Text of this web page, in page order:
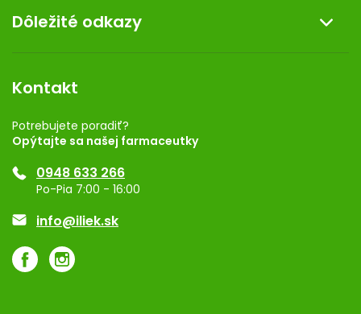
Darček k nákupu
Obchodné podmienky
Kontakt
Dermocentrum
Dôležité odkazy
Rozhodnutie na prevádzku
Registrácia
Ponuka pre firmy
Značky
Kontakt
Potrebujete poradiť?
Opýtajte sa našej farmaceutky
0948 633 266
Po-Pia 7:00 - 16:00
info@iliek.sk